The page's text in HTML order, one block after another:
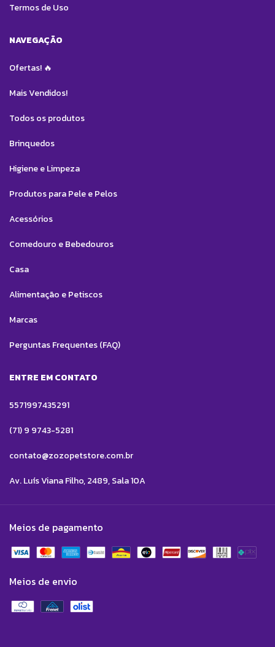
Termos de Uso
NAVEGAÇÃO
Ofertas! 🔥
Mais Vendidos!
Todos os produtos
Brinquedos
Higiene e Limpeza
Produtos para Pele e Pelos
Acessórios
Comedouro e Bebedouros
Casa
Alimentação e Petiscos
Marcas
Perguntas Frequentes (FAQ)
ENTRE EM CONTATO
5571997435291
(71) 9 9743-5281
contato@zozopetstore.com.br
Av. Luís Viana Filho, 2489, Sala 10A
Meios de pagamento
Meios de envio